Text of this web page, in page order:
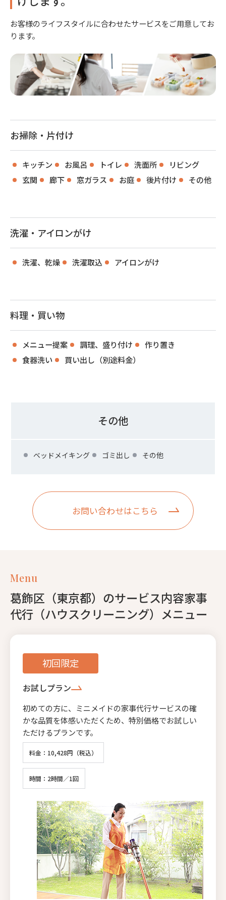
お客様のライフスタイルに合わせたサービスをご用意してお
ります。
お掃除・片付け
キッチン お風呂 トイレ 洗面所
リビング
玄関
廊下 窓ガラス お庭 後片付け その他
洗濯・アイロンがけ
洗濯、乾燥 洗濯取込 アイロンがけ
料理・買い物
メニュー提案 調理、盛り付け
作り置き
食器洗い
買い出し（別途料金）
その他
ベッドメイキング ゴミ出し その他
お問い合わせはこちら
Menu
葛飾区（東京都）のサービス内容家事
代行（ハウスクリーニング）メニュー
初回限定
お試しプラン
初めての方に、ミニメイドの家事代行サービスの確
かな品質を体感いただくため、特別価格でお試しい
ただけるプランです。
料金：10,428円（税込）
時間：2時間／1回